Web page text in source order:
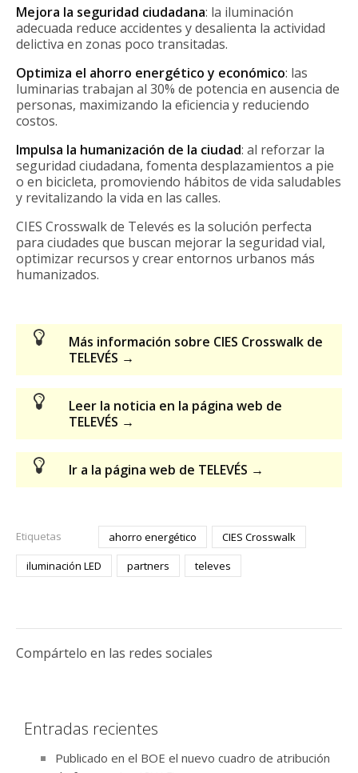
Mejora la seguridad ciudadana: la iluminación
adecuada reduce accidentes y desalienta la actividad
delictiva en zonas poco transitadas.
Optimiza el ahorro energético y económico: las
luminarias trabajan al 30% de potencia en ausencia de
personas, maximizando la eficiencia y reduciendo
costos.
Impulsa la humanización de la ciudad: al reforzar la
seguridad ciudadana, fomenta desplazamientos a pie
o en bicicleta, promoviendo hábitos de vida saludables
y revitalizando la vida en las calles.
CIES Crosswalk de Televés es la solución perfecta
para ciudades que buscan mejorar la seguridad vial,
optimizar recursos y crear entornos urbanos más
humanizados.
Más información sobre CIES Crosswalk de
TELEVÉS →
Leer la noticia en la página web de
TELEVÉS →
Ir a la página web de TELEVÉS →
Etiquetas ahorro energético
CIES Crosswalk
iluminación LED
partners televes
Compártelo en las redes sociales
Entradas recientes
Publicado en el BOE el nuevo cuadro de atribución